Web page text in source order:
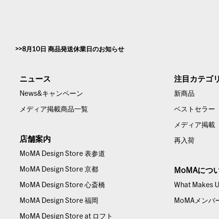
第4条(本規約の変更)
す。
4. 次の各号のいずれかに該当する場合には、当社は本サービス利用
きるものとします。
(2) 当該変更が、本サービス利用契約をした目的に反せず
5. 本サービス利用者が変更後の本規約の内容に承服せず、本サービ
第5条(個人情報の取扱い)
第6条(禁止事項)
1. 本サービス利用者は、本サービスの利用にあたり、以下の各号のい
(1) 法令に違反する行為または犯罪行為に関連する行為
8月10日 商品発送休業日のお知らせ
ニュース
News&キャンペーン
メディア掲載商品一覧
店舗案内
MoMA Design Store 表参道
MoMA Design Store 京都
MoMA Design Store 心斎橋
MoMA Design Store 福岡
MoMA Design Store at ロフト
注目カテゴ
新商品
ベストセラー
メディア掲載
再入荷
MoMAにつ
What Makes
MoMAメンバ